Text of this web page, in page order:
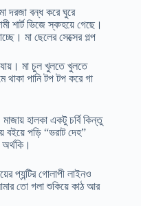
দরজা বন্ধ করে ঘুরে
শার্ট ভিজে স্বচ্হয়ে গেছে।
মা ছেলের সেক্সের গল্প
মা চুল খুলতে খুলতে
থাকা পানি টপ টপ করে গা
হালকা একটু চর্বি কিন্তু
বইয়ে পড়ি “ভরাট দেহ”
প্যন্টির গোলাপী লাইনও
তো গলা শুকিয়ে কাঠ আর